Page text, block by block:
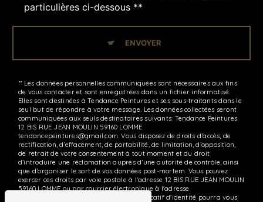
particulières ci-dessous **
ENVOYER
** Les données personnelles communiquées sont nécessaires aux fins
de vous contacter et sont enregistrées dans un fichier informatisé.
Elles sont destinées à Tendance Peintures et ses sous-traitants dans le
seul but de répondre à votre message. Les données collectées seront
communiquées aux seuls destinataires suivants: Tendance Peintures
12 BIS RUE JEAN MOULIN 59160 LOMME
tendancepeintures@gmail.com. Vous disposez de droits d’accès, de
rectification, d’effacement, de portabilité, de limitation, d’opposition,
de retrait de votre consentement à tout moment et du droit
d’introduire une réclamation auprès d’une autorité de contrôle, ainsi
que d’organiser le sort de vos données post-mortem. Vous pouvez
exercer ces droits par voie postale à l'adresse 12 BIS RUE JEAN MOULIN
59160 LOMME ou par courrier électronique à l'adresse
tendancepeintures@gmail.com. Un justificatif d'identité pourra vous